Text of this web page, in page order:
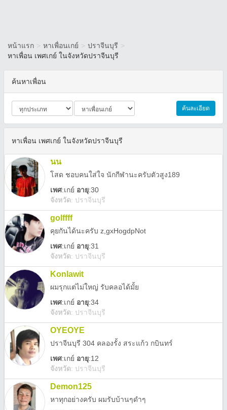
หน้าแรก > หาเพื่อนเกย์ > ปราจีนบุรี >
หาเพื่อน เพศเกย์ ในจังหวัดปราจีนบุรี
ค้นหาเพื่อน
ค้นละเอียด
หาเพื่อน เพศเกย์ ในจังหวัดปราจีนบุรี
นน
โสด ชอบคนใส่ใจ นักกีฬานะครับตัวสูง189
เพศ:เกย์ อายุ:30
จังหวัด: ปราจีนบุรี
golffff
คุยกันได้นะครับ z,gxHogdpNot
เพศ:เกย์ อายุ:31
จังหวัด: ปราจีนบุรี
Konlawit
ผมรุกแต่ไม่ใหญ่ รับคลอได้มั้ย
เพศ:เกย์ อายุ:34
จังหวัด: ปราจีนบุรี
OYEOYE
ปราจีนบุรี 304 คลองรั้ง สระแก้ว กบินทร์
เพศ:เกย์ อายุ:12
จังหวัด: ปราจีนบุรี
Demon125
หาทุกอย่างครับ ผมรับบ้านๆดำๆ